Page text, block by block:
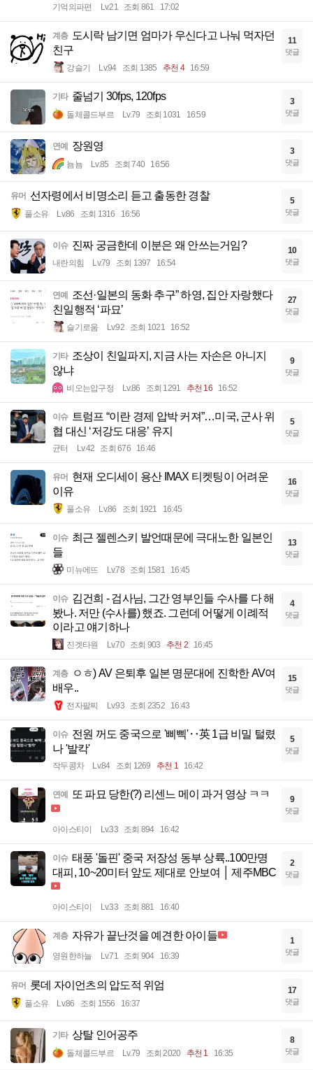
기억의파편 Lv.21 조회 861 17:02
계층 도시락 남기면 엄마가 우신다고 나눠 먹자던
친구
강슬기 Lv.94 조회 1385 추천 4 16:59
11
댓글
기타 줄넘기 30fps, 120fps
돌체콜드부르 Lv.79 조회 1031 16:59
3
댓글
연예 장원영
뇸뇸 Lv.85 조회 740 16:56
3
댓글
유머 선자령에서 비명소리 듣고 출동한 경찰
풀소유 Lv.86 조회 1316 16:56
5
댓글
이슈 진짜 궁금한데 이분은 왜 안쓰는거임?
내란의힘 Lv.79 조회 1397 16:54
10
댓글
연예 조선·일본의 동화 추구” 하영, 집안 자랑했다
친일행적 ‘파묘’
슬기로움 Lv.92 조회 1021 16:52
27
댓글
기타 조상이 친일파지, 지금 사는 자손은 아니지
않냐
비오는압구정 Lv.86 조회 1291 추천 16 16:52
9
댓글
이슈
트럼프 “이란 경제 압박 커져”…미국, 군사 위
협 대신 ‘저강도 대응’ 유지
균터 Lv.42 조회 676 16:46
5
댓글
유머 현재 오디세이 용산 IMAX 티켓팅이 어려운
이유
풀소유 Lv.86 조회 1921 16:45
16
댓글
이슈 최근 젤렌스키 발언때문에 극대노한 일본인
들
미뉴에뜨 Lv.78 조회 1581 16:45
13
댓글
이슈 김건희 - 검사님, 그간 영부인들 수사를 다 해
봤나. 저만 (수사를) 했죠. 그런데 어떻게 이례적
이라고 얘기하나
진겟타원 Lv.70 조회 903 추천 2 16:45
4
댓글
계층
ㅇㅎ) AV 은퇴후 일본 명문대에 진학한 AV여
배우..
전자팔찌 Lv.93 조회 2352 16:43
15
댓글
이슈 전원 꺼도 중국으로 '삐삑'‥英 1급 비밀 털렸
나 '발칵'
작두콩차 Lv.84 조회 1269 추천 1 16:42
5
댓글
연예 또 파묘 당한(?) 리센느 메이 과거 영상 ㅋㅋ
아이스티이 Lv.33 조회 894 16:42
9
댓글
이슈 태풍 '돌핀' 중국 저장성 동부 상륙..100만명
대피, 10~20미터 앞도 제대로 안보여 │ 제주MBC
아이스티이 Lv.33 조회 881 16:40
2
댓글
계층 자유가 끝난것을 예견한 아이들
영원한하늘 Lv.71 조회 904 16:39
1
댓글
유머 롯데 자이언츠의 압도적 위엄
풀소유 Lv.86 조회 1556 16:37
17
댓글
기타 상탈 인어공주
돌체콜드부르 Lv.79 조회 2020 추천 1 16:35
8
댓글